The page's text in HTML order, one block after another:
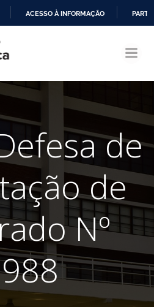
CONTEÚDO
ACESSO À INFORMAÇÃO
de
de
Nº